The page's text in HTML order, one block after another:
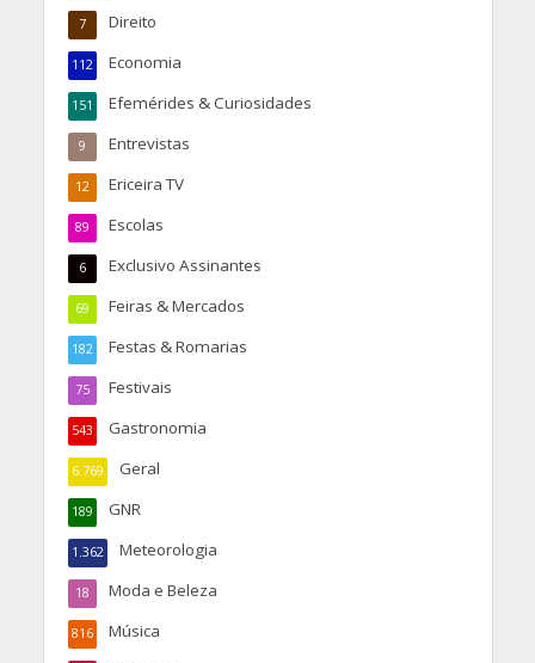
Direito
7
Economia
112
Efemérides & Curiosidades
151
Entrevistas
9
Ericeira TV
12
Escolas
89
Exclusivo Assinantes
6
Feiras & Mercados
69
Festas & Romarias
182
Festivais
75
Gastronomia
543
Geral
6.769
GNR
189
Meteorologia
1.362
Moda e Beleza
18
Música
816